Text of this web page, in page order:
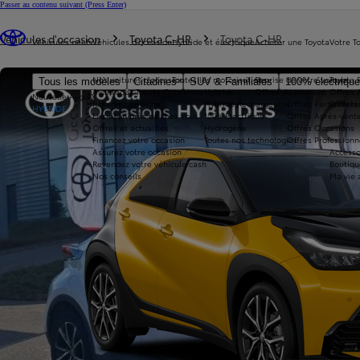
Passer au contenu suivant (Press Enter)
Véhicules neufs
Tous les modèles Citadines SUV & Familiales 100%
Nouvelle Aygo X
HYBRIDE
Véhicules d'occasion
Nos voitures d'occasion
Avantages Toyota Occasions
Réservez en ligne
Livraison près de chez vous
Offres et actualités
Financez votre occasion
Assurez votre occasion
Revendez votre véhicule cash
Nos conseils
Hybride et électrique
Toutes les motorisations
Hybride
Hybride Rechargeable
100% Électrique
Hydrogène
Toutes nos technologies
Acheter une Toyota
Reprise de votre voiture
Offres du moment
Offres Particuliers
Offres Après-
Offres Occasions
Offres
Votre
Toyota
Offres
Ma vie
Véhicules d'occasion Toyota C-HR Toyota C-HR